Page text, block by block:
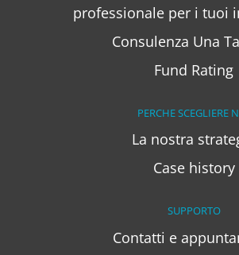
professionale per i tuoi
Consulenza Una
Fund Rating
PERCHE SCEGLIERE
La nostra
Case history
SUPPORTO
Contatti e